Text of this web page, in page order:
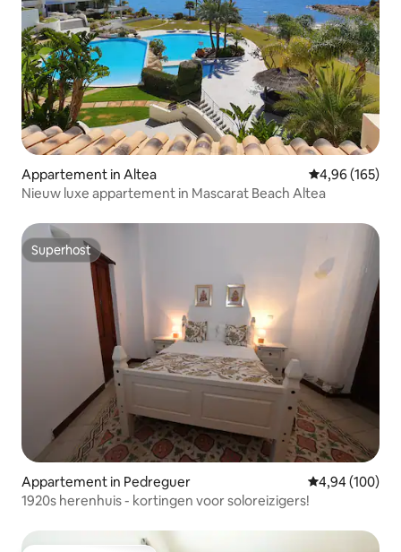
Appartement in Altea Gemiddelde
4,96 (165)
Nieuw luxe appartement in Mascarat Beach Altea
Superhost
Superhost
Appartement in Pedreguer Gemiddelde
4,94 (100)
1920s herenhuis - kortingen voor soloreizigers!